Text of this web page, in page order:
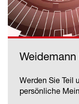
Werden Sie Teil
persönliche